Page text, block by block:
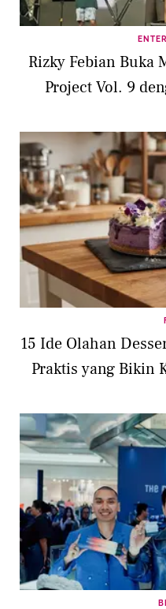
Rizky Febian Buka
Project Vol. 9
15 Ide Olahan
Praktis yang Bikin